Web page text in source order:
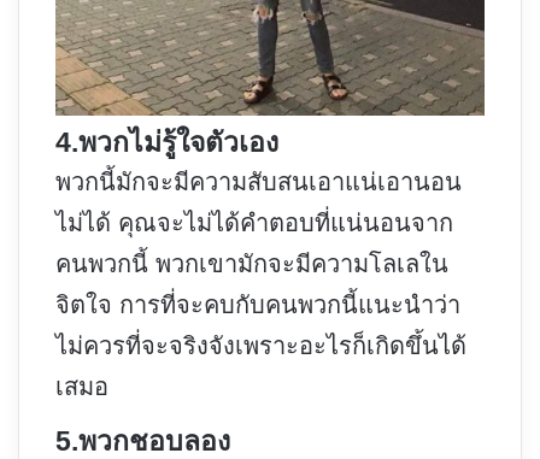
4.พวกไม่รู้ใจตัวเอง
พวกนี้มักจะมีความสับสนเอาแน่เอานอน
ไม่ได้ คุณจะไม่ได้คำตอบที่แน่นอนจาก
คนพวกนี้ พวกเขามักจะมีความโลเลใน
จิตใจ การที่จะคบกับคนพวกนี้แนะนำว่า
ไม่ควรที่จะจริงจังเพราะอะไรก็เกิดขึ้นได้
เสมอ
5.พวกชอบลอง